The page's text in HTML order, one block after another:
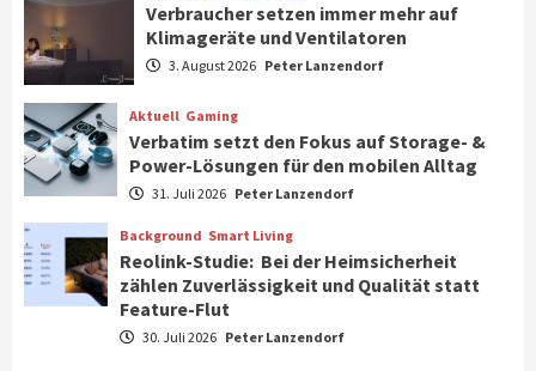
2
Aktuell Personen Wirtschaft
CHERRY baut Vertriebsteam in
strategisch wichtigen Märkten aus
3
Smart Living Top Story
Verbraucher setzen immer mehr auf
Aktuell Gaming
Verbatim setzt den Fokus auf Storage- &
Verbraucher setzen immer mehr auf
Klimageräte und Ventilatoren
3. August 2026 Peter Lanzendorf
Aktuell Gaming
Verbatim setzt den Fokus auf Storage- &
Power-Lösungen für den mobilen Alltag
31. Juli 2026 Peter Lanzendorf
Background Smart Living
Reolink-Studie: Bei der Heimsicherheit
zählen Zuverlässigkeit und Qualität statt
Feature-Flut
30. Juli 2026 Peter Lanzendorf